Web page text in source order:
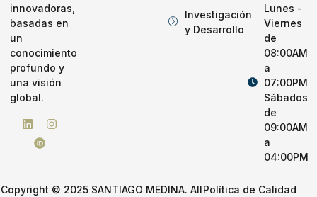
innovadoras,
basadas en
un
conocimiento
profundo y
una visión
global.
Investigación
y Desarrollo
Lunes -
Viernes
de
08:00AM
a
07:00PM
Sábados
de
09:00AM
a
04:00PM
Copyright © 2025 SANTIAGO MEDINA. AllPolítica de Calidad